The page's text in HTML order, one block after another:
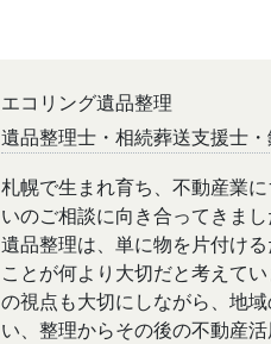
エコリング遺品整理
遺品整理士・相続葬送支援士
札幌で生まれ育ち、不動産業
いのご相談に向き合ってきまし
遺品整理は、単に物を片付け
ことが何より大切だと考えて
の視点も大切にしながら、地
い、整理からその後の不動産